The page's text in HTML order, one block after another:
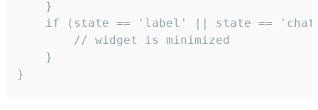
    }
if (state == 'label' || state ==
        // widget is minimized
    }
}